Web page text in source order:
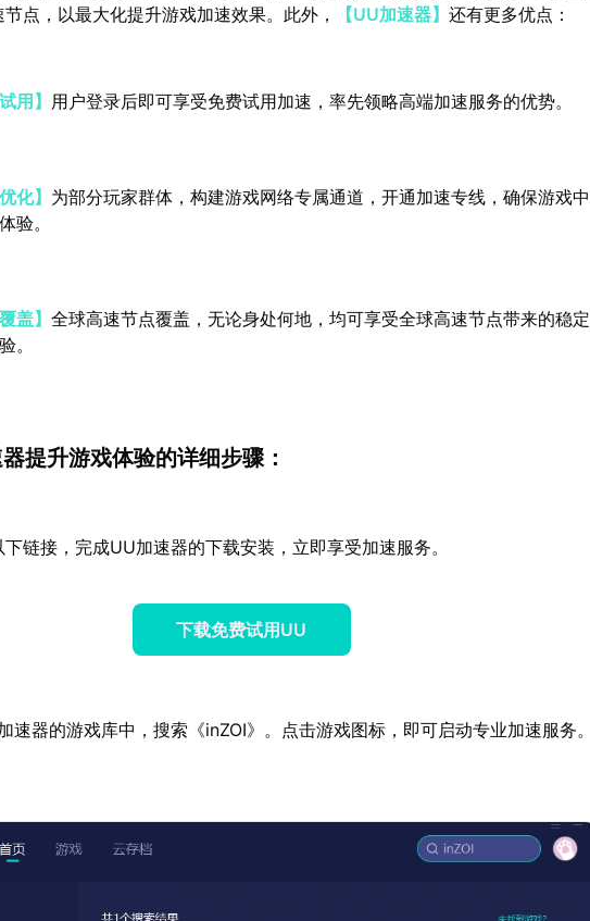
点，以最大化提升游戏加速效果。此外，
【UU加速器】还有更多优点：
用】 用户登录后即可享受免费试用加速，率先领略高端加速服务的优势。
化】 为部分玩家群体，构建游戏网络专属通道，开通加速专线，确保游戏中
验。
覆盖】全球高速节点覆盖，无论身处何地，均可享受全球高速节点带来的稳定
。
提升游戏体验的详细步骤：
链接，完成UU加速器的下载安装，立即享受加速服务。
下载免费试用UU
速器的游戏库中，搜索《inZOI》。点击游戏图标，即可启动专业加速服务。